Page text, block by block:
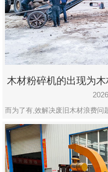
木材粉碎机的出现为
而为了有,效解决废旧木材浪费问